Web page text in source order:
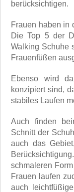
berücksichtigen.
Frauen haben in
Die Top 5 der
Walking Schuhe
Frauenfüßen
Ebenso wird
konzipiert sind,
stabiles Laufen
Auch finden
Schnitt der
auch das
schmaleren
Frauen laufen
auch